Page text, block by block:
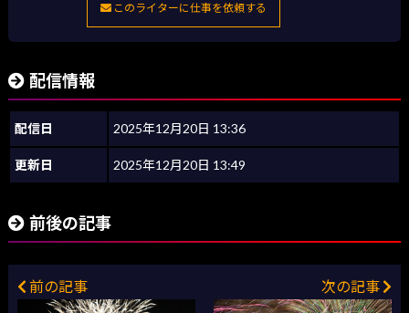
このライターに仕事を依頼する
配信情報
配信日 2025年12月20日 13:36
更新日 2025年12月20日 13:49
前後の記事
前の記事 次の記事